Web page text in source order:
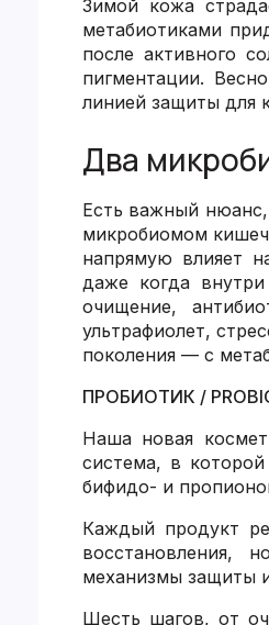
Зимой кожа
метабиотиками
после активного
пигментации.
линией защиты для
Два
Есть важный нюанс,
микробиомом
напрямую влияет
даже когда
очищение,
ультрафиолет,
поколения — с
ПРОБИОТИК /
Наша новая
система, в
бифидо- и
Каждый продукт
восстановления,
механизмы защиты
Шесть шагов, от